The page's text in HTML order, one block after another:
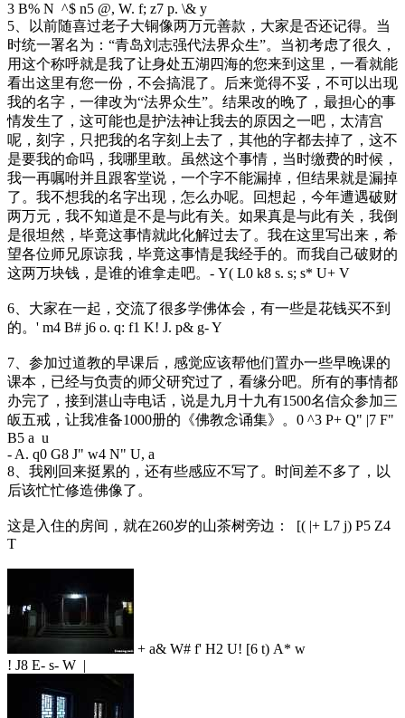
3 B% N ^$ n5 @, W. f; z7 p. \& y
5、以前随喜过老子大铜像两万元善款，大家是否还记得。当
时统一署名为：“青岛刘志强代法界众生”。当初考虑了很久，
用这个称呼就是我了让身处五湖四海的您来到这里，一看就能
看出这里有您一份，不会搞混了。后来觉得不妥，不可以出现
我的名字，一律改为“法界众生”。结果改的晚了，最担心的事
情发生了，这可能也是护法神让我去的原因之一吧，太清宫
呢，刻字，只把我的名字刻上去了，其他的字都去掉了，这不
是要我的命吗，我哪里敢。虽然这个事情，当时缴费的时候，
我一再嘱咐并且跟客堂说，一个字不能漏掉，但结果就是漏掉
了。我不想我的名字出现，怎么办呢。回想起，今年遭遇破财
两万元，我不知道是不是与此有关。如果真是与此有关，我倒
是很坦然，毕竟这事情就此化解过去了。我在这里写出来，希
望各位师兄原谅我，毕竟这事情是我经手的。而我自己破财的
这两万块钱，是谁的谁拿走吧。 - Y( L0 k8 s. s; s* U+ V
6、大家在一起，交流了很多学佛体会，有一些是花钱买不到
的。 ' m4 B# j6 o. q: f1 K! J. p& g- Y
7、参加过道教的早课后，感觉应该帮他们置办一些早晚课的
课本，已经与负责的师父研究过了，看缘分吧。所有的事情都
办完了，接到湛山寺电话，说是九月十九有1500名信众参加三
皈五戒，让我准备1000册的《佛教念诵集》。 0 ^3 P+ Q" |7 F"
B5 a u
- A. q0 G8 J" w4 N" U, a
8、我刚回来挺累的，还有些感应不写了。时间差不多了，以
后该忙忙修造佛像了。
这是入住的房间，就在260岁的山茶树旁边：
[( |+ L7 j) P5 Z4
T
+ a& W# f' H2 U! [6 t) A* w
! J8 E- s- W |